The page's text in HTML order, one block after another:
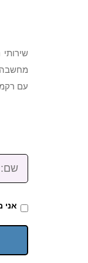
מחשבה
עם
שם: